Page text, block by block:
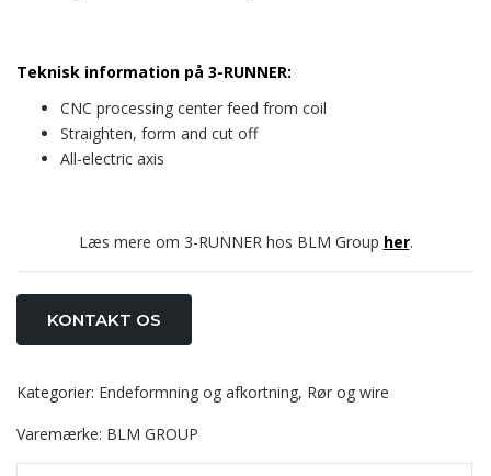
Teknisk information på 3-RUNNER:
CNC processing center feed from coil
Straighten, form and cut off
All-electric axis
Læs mere om 3-RUNNER hos BLM Group her.
KONTAKT OS
Kategorier: Endeformning og afkortning, Rør og wire
Varemærke: BLM GROUP